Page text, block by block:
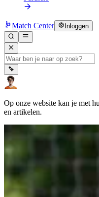
Match Center Inloggen
Op onze website kan je met
en artikelen.